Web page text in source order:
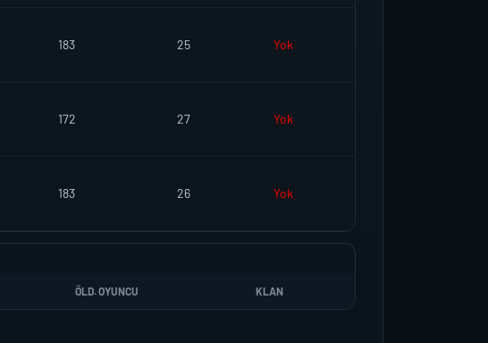
183 25 Yok
172 27 Yok
183 26 Yok
ÖLD. OYUNCU KLAN